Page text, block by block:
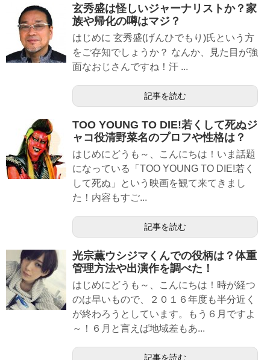
玄秀盛は怪しいジャーナリストか？家
族や帰化の噂はマジ？
はじめに 玄秀盛(げんひでもり)氏という方
をご存知でしょうか？ なんか、見た目が強
面なおじさんですね！汗 ...
記事を読む
TOO YOUNG TO DIE!若くして死ぬジ
ャコ役清野菜名のプロフや性格は？
はじめにどうも～、こんにちは！いま話題
になっている「TOO YOUNG TO DIE!若く
して死ぬ」という映画を観て来てきまし
た！内容もすご...
記事を読む
光宗薫ウシジマくんでの役柄は？体重
管理方法や出演作を調べた！
はじめにどうも～、こんにちは！時が経つ
のは早いもので、２０１６年度も半分近く
が終わろうとしています。もう６月ですよ
～！６月と言えば地域差もあ...
記事を読む